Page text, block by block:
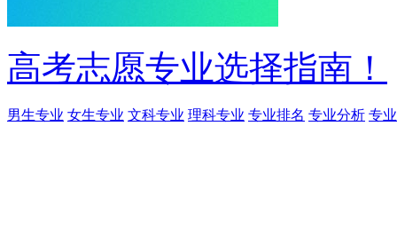
高考志愿专业选择指南！
男生专业 女生专业 文科专业 理科专业 专业排名 专业分析 专